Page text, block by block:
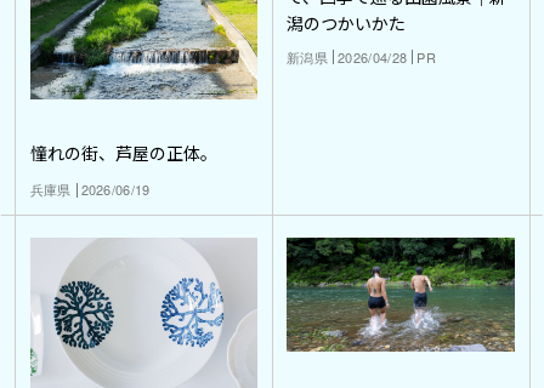
憧れの街、芦屋の正体。
兵庫県 2026/06/19
潟のつかいかた
新潟県 2026/04/28 PR